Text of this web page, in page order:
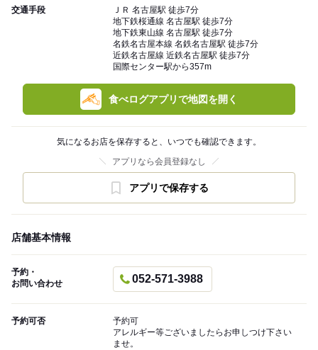
交通手段
ＪＲ 名古屋駅 徒歩7分
地下鉄桜通線 名古屋駅 徒歩7分
地下鉄東山線 名古屋駅 徒歩7分
名鉄名古屋本線 名鉄名古屋駅 徒歩7分
近鉄名古屋線 近鉄名古屋駅 徒歩7分
国際センター駅から357m
食べログアプリで地図を開く
気になるお店を保存すると、いつでも確認できます。
アプリなら会員登録なし
アプリで保存する
店舗基本情報
予約・
お問い合わせ
052-571-3988
予約可否
予約可
アレルギー等ございましたらお申しつけ下さい
ませ。